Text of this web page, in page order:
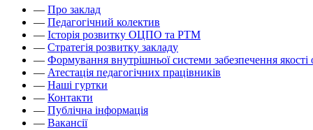
— Про заклад
— Педагогічний колектив
— Історія розвитку ОЦПО та РТМ
— Стратегія розвитку закладу
— Формування внутрішньої системи забезпечення якості
— Атестація педагогічних працівників
— Наші гуртки
— Контакти
— Публічна інформація
— Вакансії